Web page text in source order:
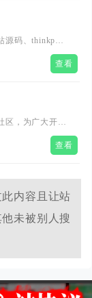
码、thinkphp
网页模板、网页
用字体资源以及查看
，为广大开发
码，助力快速构
程和工具，支持
查看
内容且让站
未被别人搜